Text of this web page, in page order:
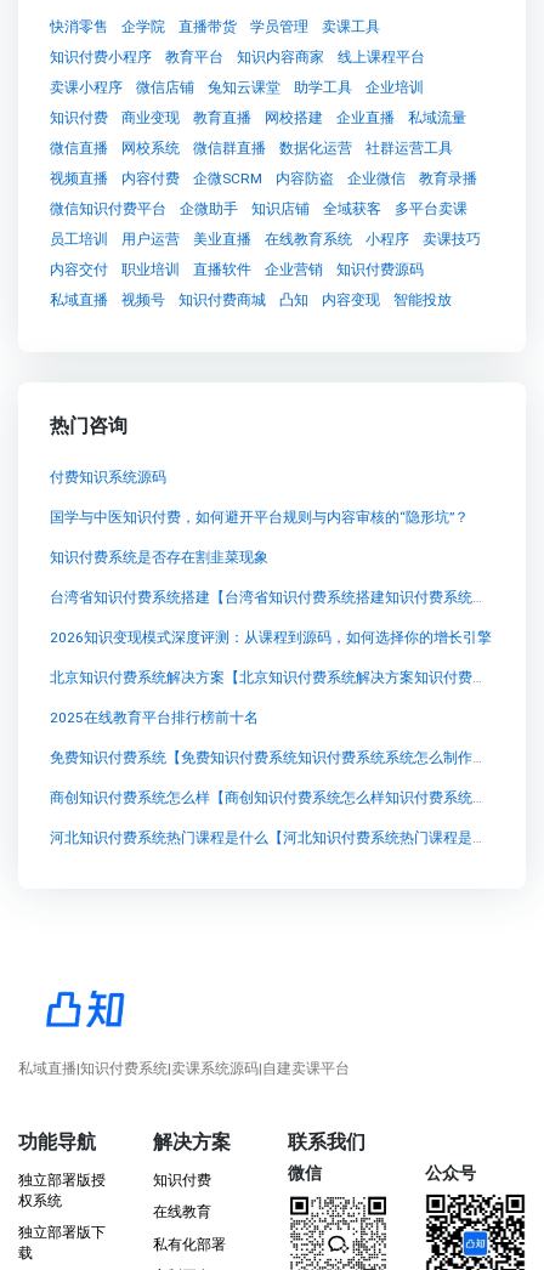
快消零售 企学院 直播带货 学员管理
卖课工具
知识付费小程序
教育平台 知识内容商家
线上课程平台
卖课小程序
微信店铺 兔知云课堂 助学工具
企业培训
知识付费
商业变现 教育直播 网校搭建 企业直播
私域流量
微信直播
网校系统 微信群直播 数据化运营
社群运营工具
视频直播
内容付费 企微SCRM 内容防盗 企业微信
教育录播
微信知识付费平台
企微助手 知识店铺 全域获客
多平台卖课
员工培训
用户运营 美业直播 在线教育系统 小程序
卖课技巧
内容交付
职业培训 直播软件 企业营销
知识付费源码
私域直播
视频号 知识付费商城 凸知 内容变现 智能投放
热门咨询
付费知识系统源码
国学与中医知识付费，如何避开平台规则与内容审核的“隐形坑”？
知识付费系统是否存在割韭菜现象
台湾省知识付费系统搭建【台湾省知识付费系统搭建知识付费系统系统怎么制作，知识付费系统搭建使用教程】
2026知识变现模式深度评测：从课程到源码，如何选择你的增长引擎
北京知识付费系统解决方案【北京知识付费系统解决方案知识付费系统系统怎么制作，知识付费系统搭建使用教程】
2025在线教育平台排行榜前十名
免费知识付费系统【免费知识付费系统知识付费系统系统怎么制作，知识付费系统搭建使用教程】
商创知识付费系统怎么样【商创知识付费系统怎么样知识付费系统系统怎么制作，知识付费系统搭建使用教程】
河北知识付费系统热门课程是什么【河北知识付费系统热门课程是什么知识付费系统系统怎么制作，知识付费系统搭建使用教程】
私域直播|知识付费系统|卖课系统源码|自建卖课平台
功能导航
独立部署版授
权系统
独立部署版下
载
解决方案
知识付费
在线教育
私有化部署
联系我们
微信 公众号